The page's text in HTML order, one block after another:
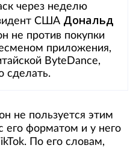
через неделю
США Дональд
не против покупки
приложения,
ByteDance,
сделать.
не пользуется этим
его форматом и у него
По его словам,